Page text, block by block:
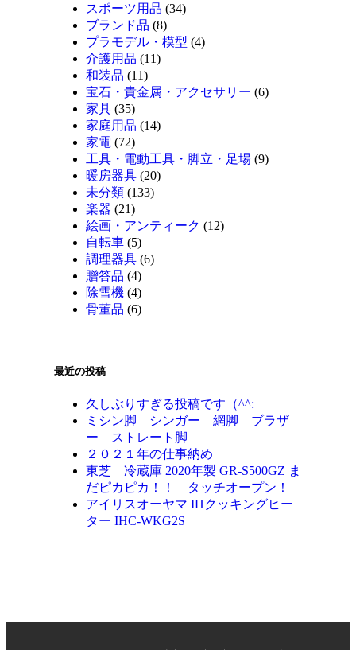
スポーツ用品 (34)
ブランド品 (8)
プラモデル・模型 (4)
介護用品 (11)
和装品 (11)
宝石・貴金属・アクセサリー (6)
家具 (35)
家庭用品 (14)
家電 (72)
工具・電動工具・脚立・足場 (9)
暖房器具 (20)
未分類 (133)
楽器 (21)
絵画・アンティーク (12)
自転車 (5)
調理器具 (6)
贈答品 (4)
除雪機 (4)
骨董品 (6)
最近の投稿
久しぶりすぎる投稿です（^^:
ミシン脚 シンガー 網脚 ブラザ
ー ストレート脚
２０２１年の仕事納め
東芝 冷蔵庫 2020年製 GR-S500GZ ま
だピカピカ！！ タッチオープン！
アイリスオーヤマ IHクッキングヒー
ター IHC-WKG2S